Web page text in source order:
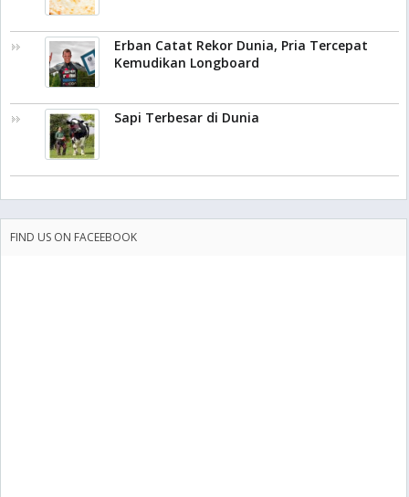
Erban Catat Rekor Dunia, Pria Tercepat
Kemudikan Longboard
Sapi Terbesar di Dunia
FIND US ON FACEEBOOK